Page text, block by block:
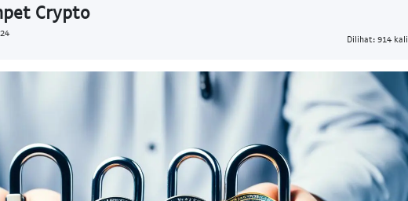
Crypto
Dilihat: 914 kali